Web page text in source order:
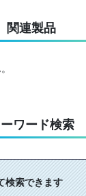
関連製品
ワード検索
検索できます